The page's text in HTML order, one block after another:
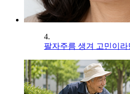
4.
팔자주름 생겨 고민이